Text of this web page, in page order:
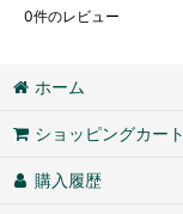
0件のレビュー
ホーム
ショッピングカート
購入履歴